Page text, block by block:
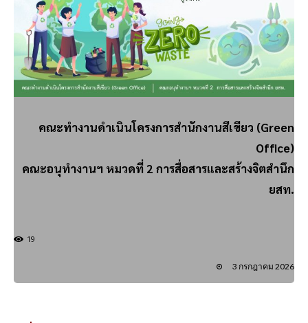
คณะทำงานดำเนินโครงการสำนักงานสีเขียว (Green
Office)
คณะอนุทำงานฯ หมวดที่ 2 การสื่อสารและสร้างจิตสำนึก
ยสท.
19
3 กรกฎาคม 2026